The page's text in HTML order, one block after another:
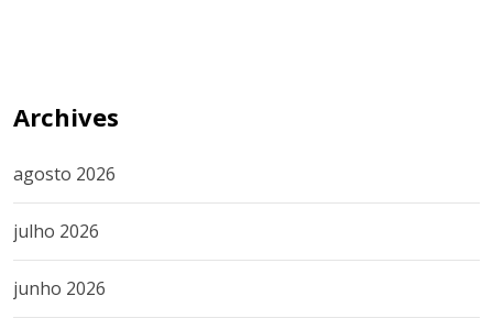
Archives
agosto 2026
julho 2026
junho 2026